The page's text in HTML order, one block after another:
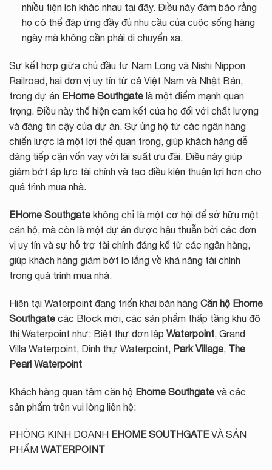
nhiều tiện ích khác nhau tại đây. Điều này đảm bảo rằng
họ có thể đáp ứng đầy đủ nhu cầu của cuộc sống hàng
ngày mà không cần phải di chuyển xa.
Sự kết hợp giữa chủ đầu tư Nam Long và Nishi Nippon
Railroad, hai đơn vị uy tín từ cả Việt Nam và Nhật Bản,
trong dự án EHome Southgate là một điểm mạnh quan
trọng. Điều này thể hiện cam kết của họ đối với chất lượng
và đáng tin cậy của dự án. Sự ủng hộ từ các ngân hàng
chiến lược là một lợi thế quan trọng, giúp khách hàng dễ
dàng tiếp cận vốn vay với lãi suất ưu đãi. Điều này giúp
giảm bớt áp lực tài chính và tạo điều kiện thuận lợi hơn cho
quá trình mua nhà.
EHome Southgate không chỉ là một cơ hội để sở hữu một
căn hộ, mà còn là một dự án được hậu thuẫn bởi các đơn
vị uy tín và sự hỗ trợ tài chính đáng kể từ các ngân hàng,
giúp khách hàng giảm bớt lo lắng về khả năng tài chính
trong quá trình mua nhà.
Hiên tại Waterpoint đang triển khai bán hàng Căn hộ Ehome
Southgate các Block mới, các sản phẩm thấp tầng khu đô
thị Waterpoint như: Biệt thự đơn lập Waterpoint, Grand
Villa Waterpoint, Dinh thự Waterpoint, Park Village, The
Pearl Waterpoint
Khách hàng quan tâm căn hộ Ehome Southgate và các
sản phẩm trên vui lòng liên hệ:
PHÒNG KINH DOANH EHOME SOUTHGATEVÀ SẢN
PHẨM WATERPOINT